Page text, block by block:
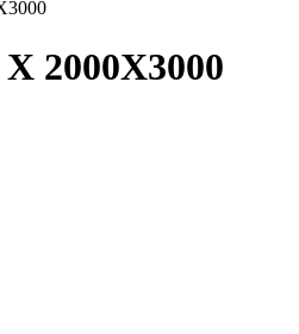
2000Х3000